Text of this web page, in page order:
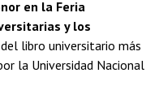
en la Feria
y los
del libro universitario más
la Universidad Nacional